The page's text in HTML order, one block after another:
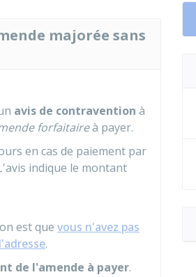
majorée sans
avis de contravention à
forfaitaireà payer.
en cas de paiement par
indique le montant
est que vous n'avez pas
.
de l'amende à payer.